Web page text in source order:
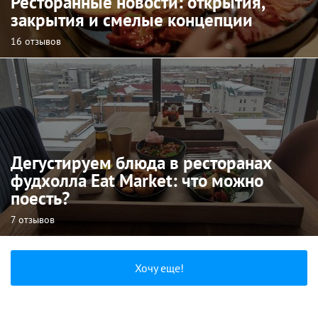
закрытия и смелые концепции
16 отзывов
Дегустируем блюда в ресторанах
фудхолла Eat Market: что можно
поесть?
7 отзывов
Хочу еще!